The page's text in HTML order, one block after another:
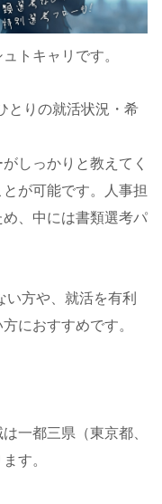
トキャリです。
とりの就活状況・希
しっかりと教えてく
が可能です。人事担
、中には書類選考パ
方や、就活を有利
におすすめです。
一都三県（東京都、
す。